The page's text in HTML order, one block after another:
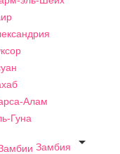
Алам
Гуна
Замбия
